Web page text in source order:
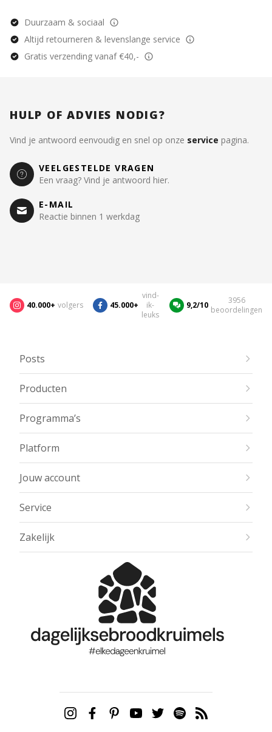
Duurzaam & sociaal
Altijd retourneren & levenslange service
Gratis verzending vanaf €40,-
HULP OF ADVIES NODIG?
Vind je antwoord eenvoudig en snel op onze service pagina.
VEELGESTELDE VRAGEN
Een vraag? Vind je antwoord hier.
E-MAIL
Reactie binnen 1 werkdag
40.000+ volgers 45.000+
vind-
ik-
leuks
9,2/10
3956
beoordelingen
Posts
Producten
Programma’s
Platform
Jouw account
Service
Zakelijk